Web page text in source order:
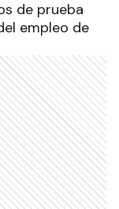
de prueba
empleo de